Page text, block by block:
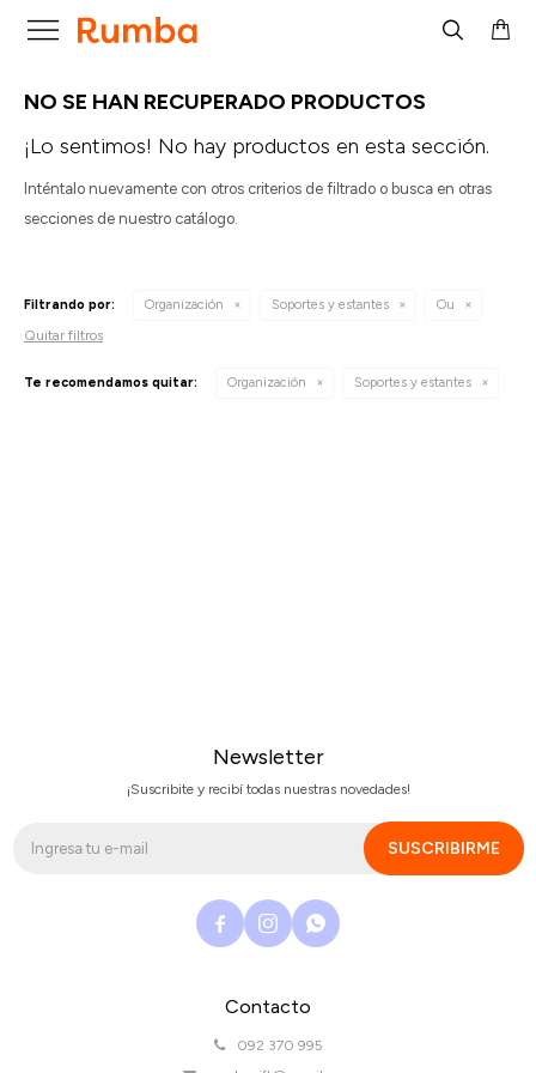

NO SE HAN RECUPERADO PRODUCTOS
¡Lo sentimos! No hay productos en esta sección.
Inténtalo nuevamente con otros criterios de filtrado o busca en otras
secciones de nuestro catálogo.
Filtrando por: Organización Soportes y estantes Ou
Quitar filtros
Te recomendamos quitar: Organización Soportes y estantes
Contacto
092 370 995
Newsletter
¡Suscribite y recibí todas nuestras novedades!
SUSCRIBIRME
  